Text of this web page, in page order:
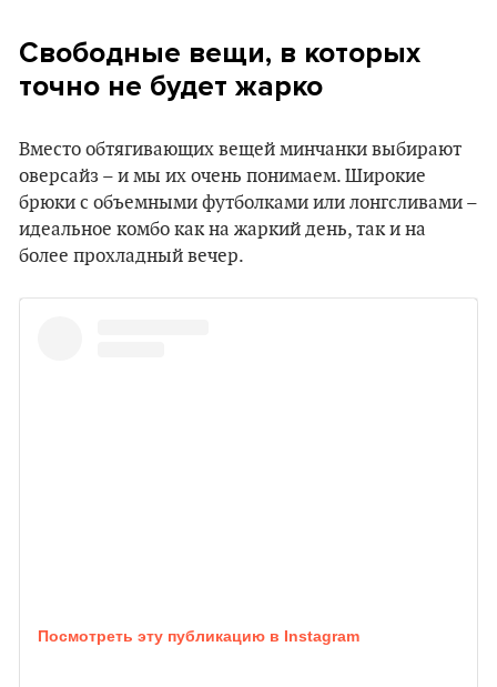
Свободные вещи, в которых
точно не будет жарко
Вместо обтягивающих вещей минчанки выбирают
оверсайз – и мы их очень понимаем. Широкие
брюки с объемными футболками или лонгсливами –
идеальное комбо как на жаркий день, так и на
более прохладный вечер.
Посмотреть эту публикацию в Instagram